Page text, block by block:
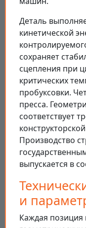
Деталь
кинетической
сохраняет
сцепления при
критических
пробуксовки.
пресса.
соответствует
Производство
выпускается в
и
Каждая позиция